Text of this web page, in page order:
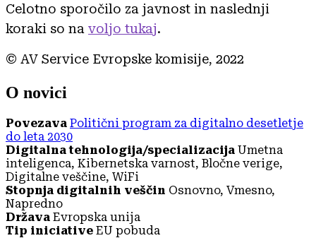
Celotno sporočilo za javnost in naslednji
koraki so na voljo tukaj.
© AV Service Evropske komisije, 2022
O novici
Povezava Politični program za digitalno desetletje
do leta 2030
Digitalna tehnologija/specializacija Umetna
inteligenca, Kibernetska varnost, Bločne verige,
Digitalne veščine, WiFi
Stopnja digitalnih veščin Osnovno, Vmesno,
Napredno
Država Evropska unija
Tip iniciative EU pobuda